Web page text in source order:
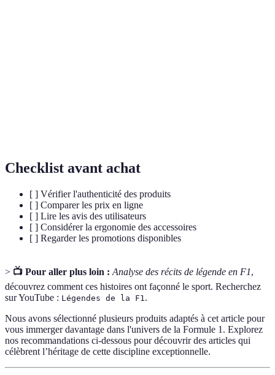
Checklist avant achat
[ ] Vérifier l'authenticité des produits
[ ] Comparer les prix en ligne
[ ] Lire les avis des utilisateurs
[ ] Considérer la ergonomie des accessoires
[ ] Regarder les promotions disponibles
> 📺 Pour aller plus loin : Analyse des récits de légende en F1,
découvrez comment ces histoires ont façonné le sport. Recherchez
sur YouTube : Légendes de la F1 .
Nous avons sélectionné plusieurs produits adaptés à cet article pour
vous immerger davantage dans l'univers de la Formule 1. Explorez
nos recommandations ci-dessous pour découvrir des articles qui
célèbrent l’héritage de cette discipline exceptionnelle.